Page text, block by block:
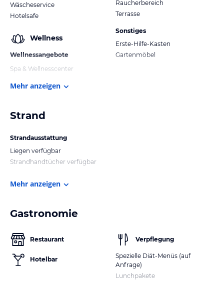
Wäscheservice
Hotelsafe
Wellness
Wellnessangebote
Spa & Wellnesscenter
Raucherbereich
Terrasse
Sonstiges
Erste-Hilfe-Kasten
Gartenmöbel
Mehr anzeigen
Strand
Strandausstattung
Liegen verfügbar
Strandhandtücher verfügbar
Mehr anzeigen
Gastronomie
Restaurant
Hotelbar
Verpflegung
Spezielle Diät-Menüs (auf
Anfrage)
Lunchpakete